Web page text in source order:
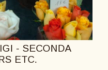
- SECONDA
ETC.